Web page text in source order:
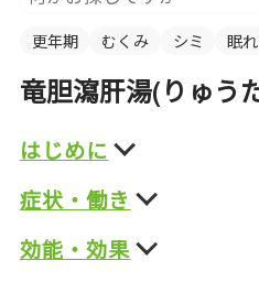
更年期 むくみ シミ 眠
竜胆瀉肝湯(りゅう
はじめに
症状・働き
効能・効果